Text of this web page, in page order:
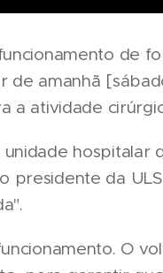
de
de amanhã
a atividade
unidade
presidente da
O